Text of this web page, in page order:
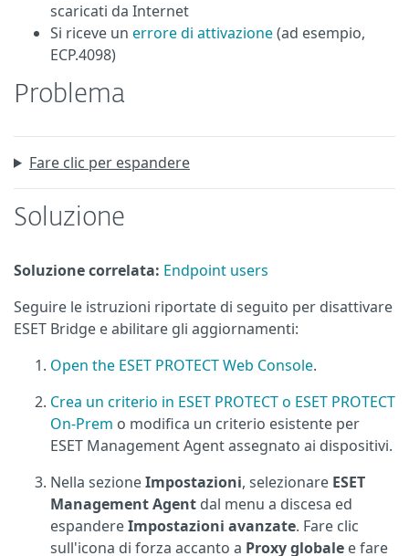
scaricati da Internet
Si riceve un errore di attivazione(ad esempio,
ECP.4098)
Problema
Fare clic per espandere
Soluzione
Soluzione correlata: Endpoint users
Seguire le istruzioni riportate di seguito per disattivare
ESET Bridge e abilitare gli aggiornamenti:
Open the ESET PROTECT Web Console.
Crea un criterio in ESET PROTECT o ESET PROTECT
On-Prem o modifica un criterio esistente per
ESET Management Agent assegnato ai dispositivi.
Nella sezioneImpostazioni, selezionare ESET
Management Agent dal menu a discesa ed
espandereImpostazioni avanzate. Fare clic
sull'icona di forza accanto a Proxy globale e fare